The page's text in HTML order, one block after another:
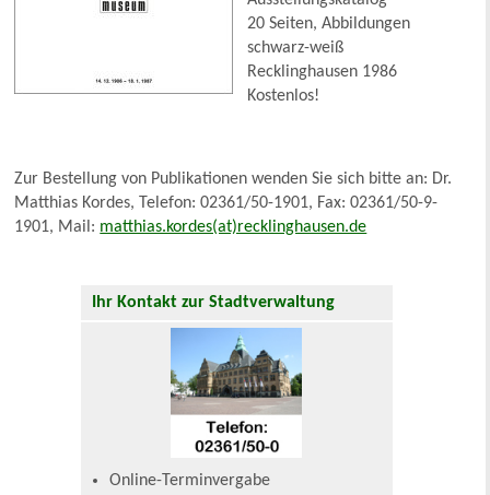
20 Seiten, Abbildungen
schwarz-weiß
Recklinghausen 1986
Kostenlos!
Zur Bestellung von Publikationen wenden Sie sich bitte an: Dr.
Matthias Kordes, Telefon: 02361/50-1901, Fax: 02361/50-9-
1901, Mail: matthias.kordes(at)recklinghausen.de
Ihr Kontakt zur Stadtverwaltung
Online-Terminvergabe